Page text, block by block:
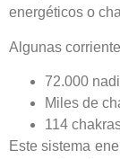
energéticos o
Algunas
72.000
Miles de
114
Este sistema